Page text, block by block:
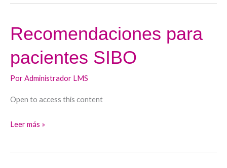
Recomendaciones para
pacientes SIBO
PorAdministrador LMS
Open to access this content
Recomendaciones
para
pacientes
SIBO
Leer más »